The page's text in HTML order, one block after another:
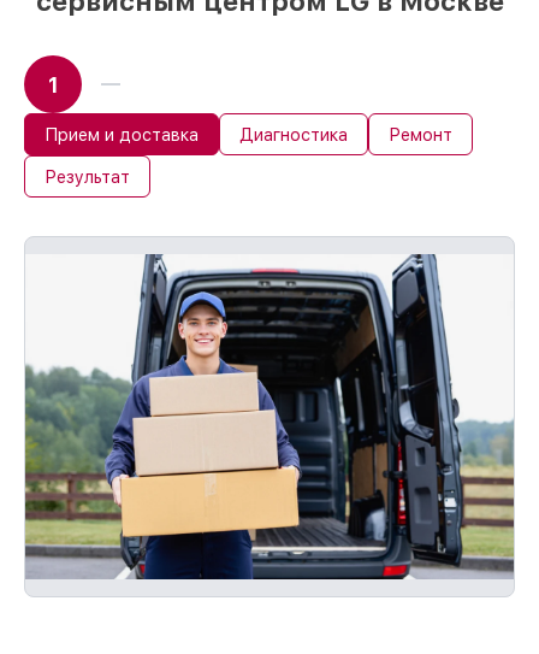
1
Прием и доставка Диагностика Ремонт
Результат